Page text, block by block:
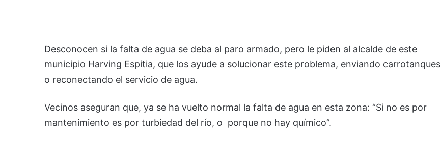
Desconocen si la falta de agua se deba al paro armado, pero le piden al alcalde de este
municipio Harving Espitia, que los ayude a solucionar este problema, enviando carrotanques
o reconectando el servicio de agua.
Vecinos aseguran que, ya se ha vuelto normal la falta de agua en esta zona: “Si no es por
mantenimiento es por turbiedad del río, o porque no hay químico”.